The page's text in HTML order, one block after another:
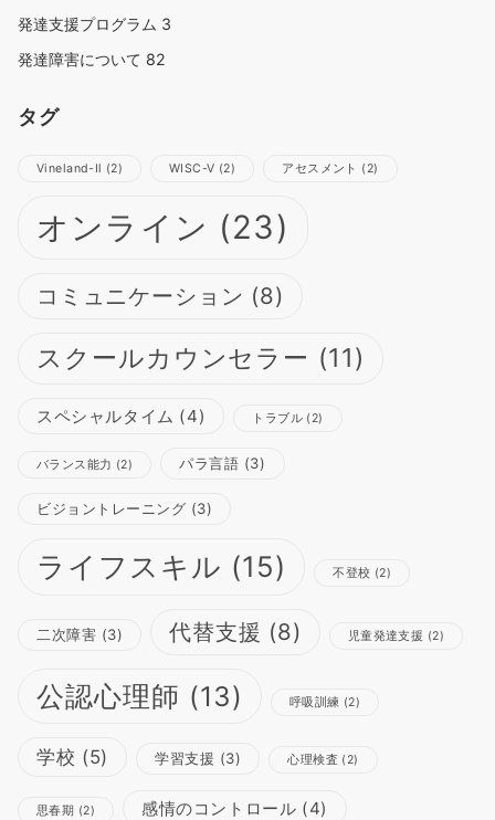
発達支援プログラム 3
発達障害について 82
タグ
Vineland-Ⅱ (2) WISC-Ⅴ (2) アセスメント (2)
オンライン (23)
コミュニケーション (8)
スクールカウンセラー (11)
スペシャルタイム (4) トラブル (2)
バランス能力 (2) パラ言語 (3)
ビジョントレーニング (3)
ライフスキル (15) 不登校 (2)
二次障害 (3) 代替支援 (8) 児童発達支援 (2)
公認心理師 (13) 呼吸訓練 (2)
学校 (5) 学習支援 (3) 心理検査 (2)
思春期 (2) 感情のコントロール (4)